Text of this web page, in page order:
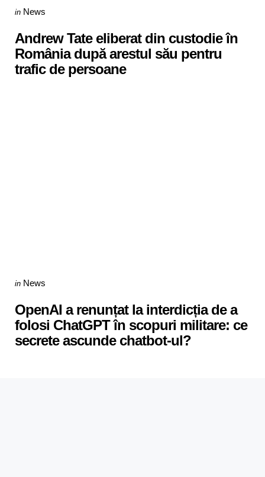
Categories
Posted
in News
Andrew Tate eliberat din custodie în
România după arestul său pentru
trafic de persoane
Categories
Posted
in News
OpenAI a renunțat la interdicția de a
folosi ChatGPT în scopuri militare: ce
secrete ascunde chatbot-ul?